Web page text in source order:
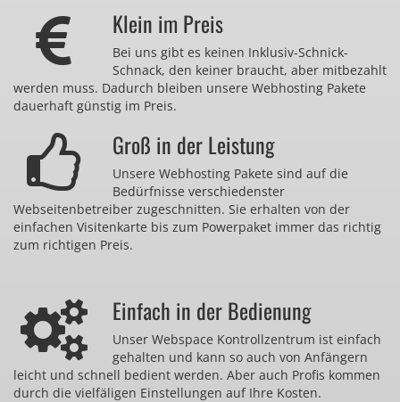
Klein im Preis
Bei uns gibt es keinen Inklusiv-Schnick-
Schnack, den keiner braucht, aber mitbezahlt
werden muss. Dadurch bleiben unsere Webhosting Pakete
dauerhaft günstig im Preis.
Groß in der Leistung
Unsere Webhosting Pakete sind auf die
Bedürfnisse verschiedenster
Webseitenbetreiber zugeschnitten. Sie erhalten von der
einfachen Visitenkarte bis zum Powerpaket immer das richtig
zum richtigen Preis.
Einfach in der Bedienung
Unser Webspace Kontrollzentrum ist einfach
gehalten und kann so auch von Anfängern
leicht und schnell bedient werden. Aber auch Profis kommen
durch die vielfäligen Einstellungen auf Ihre Kosten.